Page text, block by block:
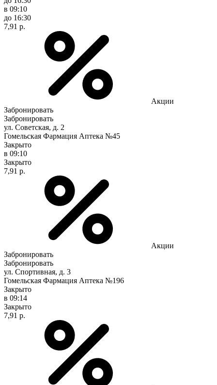
в 09:10
до 16:30
7,91 р.
Акции
Забронировать
Забронировать
ул. Советская, д. 2
Гомельская Фармация Аптека №45
Закрыто
в 09:10
Закрыто
7,91 р.
Акции
Забронировать
Забронировать
ул. Спортивная, д. 3
Гомельская Фармация Аптека №196
Закрыто
в 09:14
Закрыто
7,91 р.